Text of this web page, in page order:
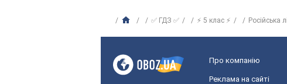
✅ ГДЗ ✅ ⚡ 5 клас ⚡ Російська
Про компанію
Реклама на сайті